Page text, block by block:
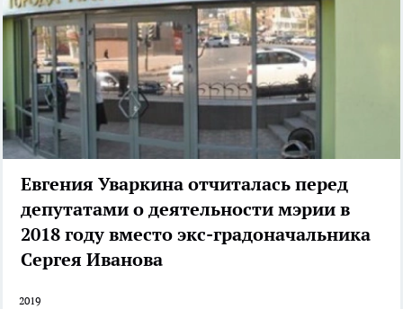
Евгения Уваркина отчиталась перед
депутатами о деятельности мэрии в
2018 году вместо экс-градоначальника
Сергея Иванова
2019